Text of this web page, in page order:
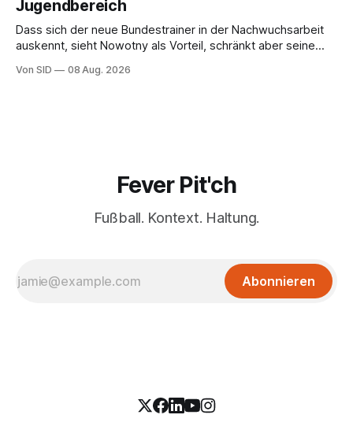
Jugendbereich
Dass sich der neue Bundestrainer in der Nachwuchsarbeit
auskennt, sieht Nowotny als Vorteil, schränkt aber seine
Von SID 08 Aug. 2026
Fever Pit'ch
Fußball. Kontext. Haltung.
Abonnieren